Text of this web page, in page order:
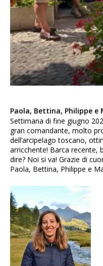
Paola, Bettina, Philippe e
Settimana di fine giugno
gran comandante, molto
dell’arcipelago toscano,
arricchente! Barca recente,
dire? Noi si va! Grazie di
Paola, Bettina, Philippe e